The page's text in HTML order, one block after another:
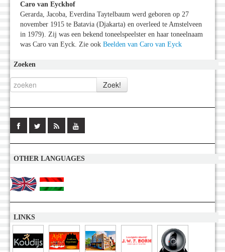
Caro van Eyckhof
Gerarda, Jacoba, Everdina Taytelbaum werd geboren op 27
november 1915 te Batavia (Djakarta) en overleed te Amstelveen
in 1979). Zij was een bekend toneelspeelster en haar toneelnaam
was Caro van Eyck. Zie ook Beelden van Caro van Eyck
Zoeken
OTHER LANGUAGES
LINKS